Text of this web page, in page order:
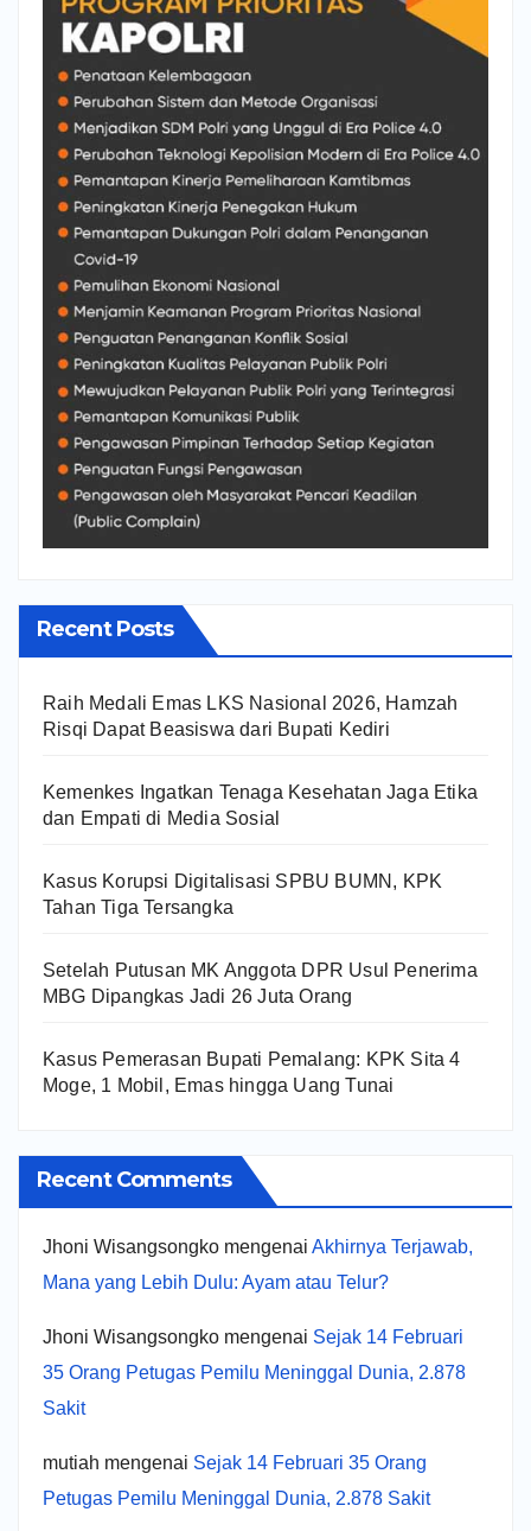
Recent Posts
Raih Medali Emas LKS Nasional 2026, Hamzah
Risqi Dapat Beasiswa dari Bupati Kediri
Kemenkes Ingatkan Tenaga Kesehatan Jaga Etika
dan Empati di Media Sosial
Kasus Korupsi Digitalisasi SPBU BUMN, KPK
Tahan Tiga Tersangka
Setelah Putusan MK Anggota DPR Usul Penerima
MBG Dipangkas Jadi 26 Juta Orang
Kasus Pemerasan Bupati Pemalang: KPK Sita 4
Moge, 1 Mobil, Emas hingga Uang Tunai
Recent Comments
Jhoni Wisangsongko mengenai Akhirnya Terjawab,
Mana yang Lebih Dulu: Ayam atau Telur?
Jhoni Wisangsongko mengenai Sejak 14 Februari
35 Orang Petugas Pemilu Meninggal Dunia, 2.878
Sakit
mutiah mengenai Sejak 14 Februari 35 Orang
Petugas Pemilu Meninggal Dunia, 2.878 Sakit